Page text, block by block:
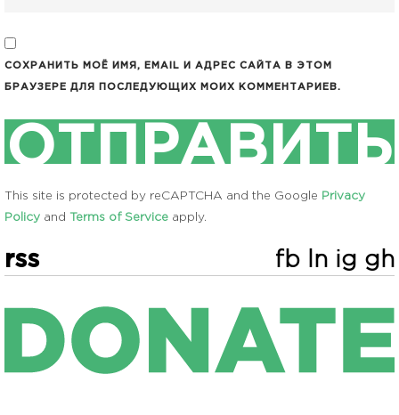
СОХРАНИТЬ МОЁ ИМЯ, EMAIL И АДРЕС САЙТА В ЭТОМ
БРАУЗЕРЕ ДЛЯ ПОСЛЕДУЮЩИХ МОИХ КОММЕНТАРИЕВ.
This site is protected by reCAPTCHA and the Google Privacy
Policy and Terms of Service apply.
rss fb ln ig gh